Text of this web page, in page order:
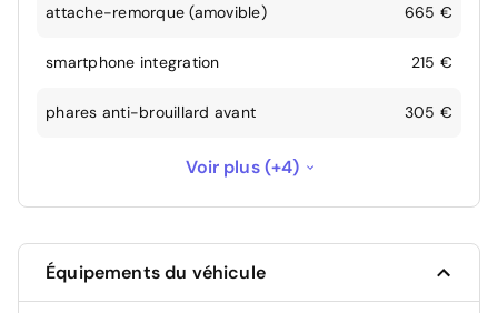
attache-remorque (amovible) 665 €
smartphone integration 215 €
phares anti-brouillard avant 305 €
peinture métallisée
climatisation (automatique) 364 €
GPS
Voir plus (+4)
Équipements du véhicule